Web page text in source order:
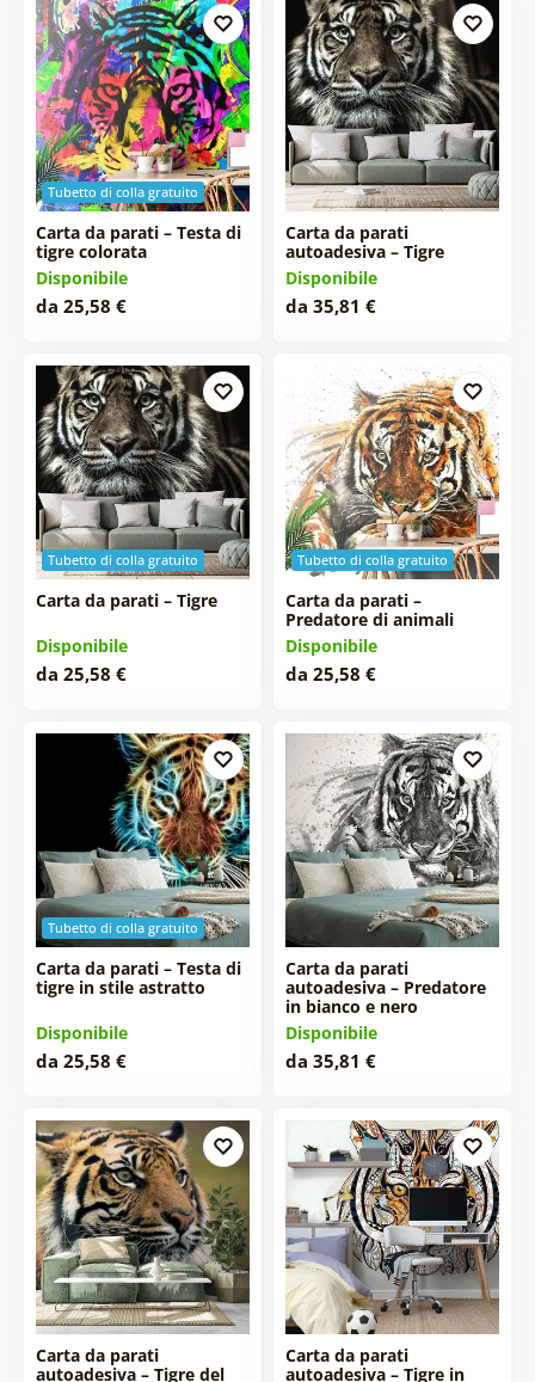
Tubetto di colla gratuito
Carta da parati – Testa di
tigre colorata
Disponibile
da 25,58 €
Carta da parati
autoadesiva – Tigre
Disponibile
da 35,81 €
Tubetto di colla gratuito
Carta da parati – Tigre
Disponibile
da 25,58 €
Tubetto di colla gratuito
Carta da parati –
Predatore di animali
Disponibile
da 25,58 €
Tubetto di colla gratuito
Carta da parati – Testa di
tigre in stile astratto
Disponibile
da 25,58 €
Carta da parati
autoadesiva – Predatore
in bianco e nero
Disponibile
da 35,81 €
Carta da parati
autoadesiva – Tigre del
Carta da parati
autoadesiva – Tigre in